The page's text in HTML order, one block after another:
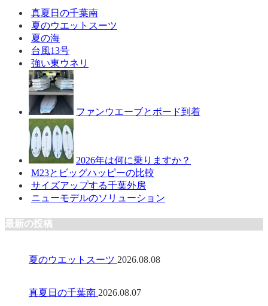
真夏日の千葉南
夏のウエットスーツ
夏の海
台風13号
強い東ウネリ
ファンウエーブとボード到着
2026年は何に乗りますか？
M23とビッグハッピーの比較
サイズアップする千葉外房
ニューモデルのソリューション
最新の投稿
夏のウエットスーツ 2026.08.08
真夏日の千葉南 2026.08.07